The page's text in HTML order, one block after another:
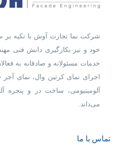
شرکت نما تجارت آوش با تکیه بر
خود و نیز بکارگیری دانش فنی
خدمات مسئولانه و صادقانه به
اجرای نمای کرتین وال، نمای
آلومینیومی، ساخت در و پنجره
می‌داند.
تماس با ما